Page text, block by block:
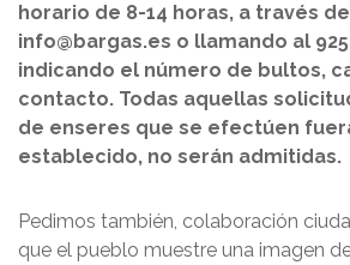
horario de 8-14 horas, a través
info@bargas.es o llamando al
indicando el número de bultos,
contacto. Todas aquellas
de enseres que se efectúen
establecido, no serán admitidas.
Pedimos también, colaboración
que el pueblo muestre una imagen